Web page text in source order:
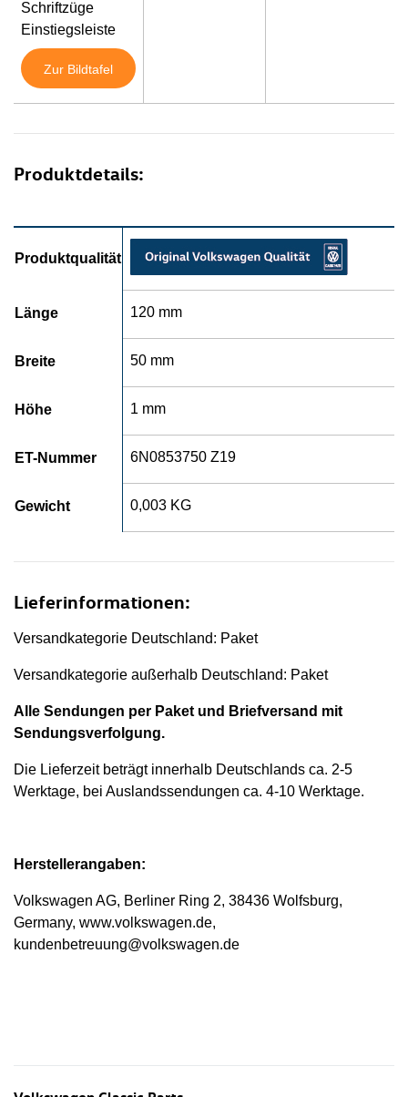
Schriftzüge
Einstiegsleiste
Zur Bildtafel
Produktdetails:
Produktqualität
Länge 120 mm
Breite 50 mm
Höhe 1 mm
ET-Nummer 6N0853750 Z19
Gewicht 0,003 KG
Lieferinformationen:
Versandkategorie Deutschland: Paket
Versandkategorie außerhalb Deutschland: Paket
Alle Sendungen per Paket und Briefversand mit
Sendungsverfolgung.
Die Lieferzeit beträgt innerhalb Deutschlands ca. 2-5
Werktage, bei Auslandssendungen ca. 4-10 Werktage.
Herstellerangaben:
Volkswagen AG, Berliner Ring 2, 38436 Wolfsburg,
Germany, www.volkswagen.de,
kundenbetreuung@volkswagen.de